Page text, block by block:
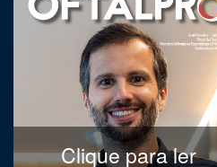
Clique para ler